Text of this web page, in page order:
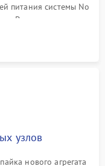
питания системы No
Ремонт или замена
узлов
нового агрегата